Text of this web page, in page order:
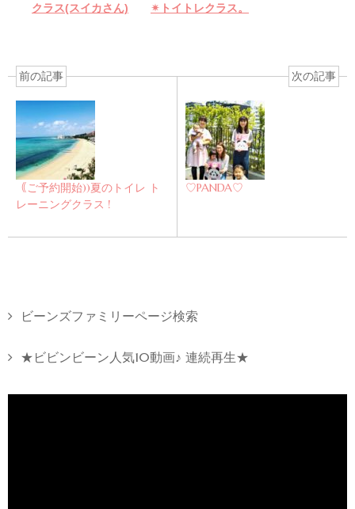
クラス(スイカさん)
✴︎トイトレクラス。
前の記事
｟ご予約開始))夏のトイレ ト
レーニングクラス !
次の記事
♡PANDA♡
ビーンズファミリーページ検索
★ビビンビーン人気10動画♪ 連続再生★